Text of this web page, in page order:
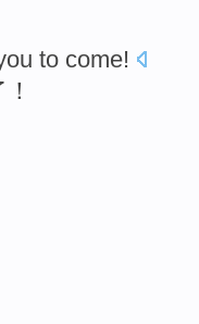
to come!